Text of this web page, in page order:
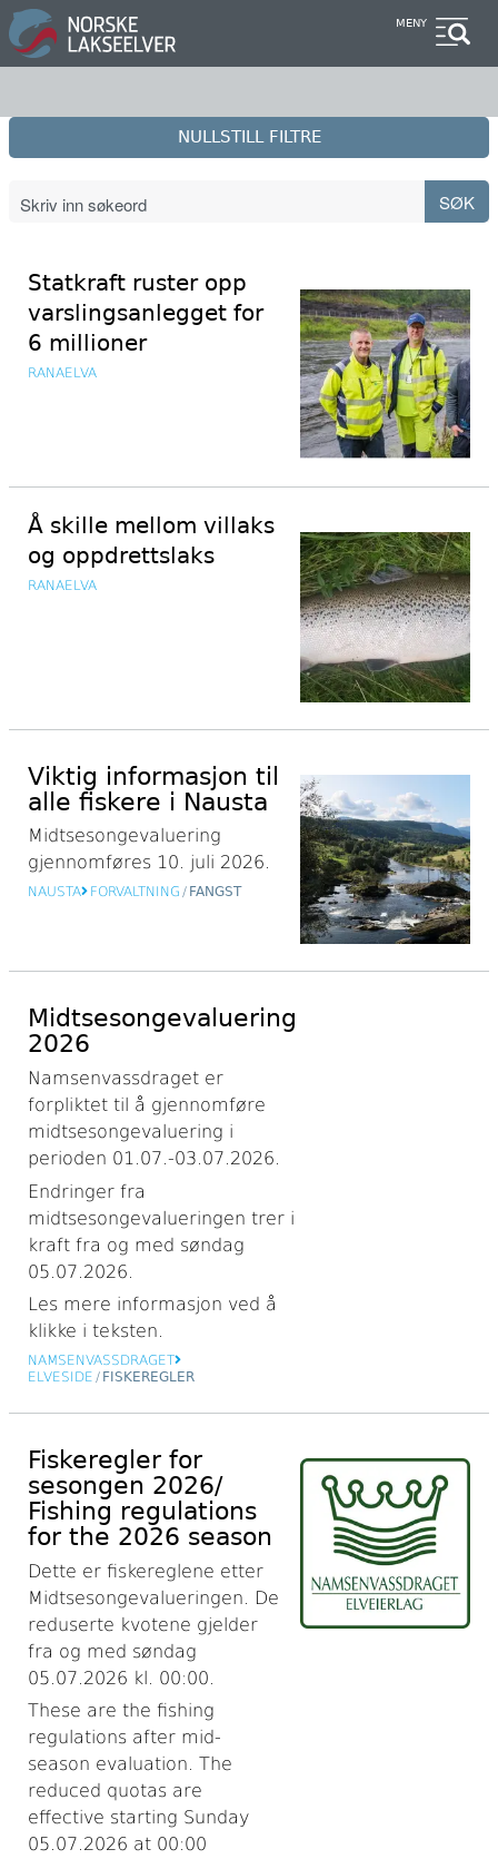
Hopp
til
hovedinnhold
MENY
NULLSTILL FILTRE
Statkraft ruster opp
varslingsanlegget for
6 millioner
RANAELVA
Å skille mellom villaks
og oppdrettslaks
RANAELVA
Viktig informasjon til
alle fiskere i Nausta
Midtsesongevaluering
gjennomføres 10. juli 2026.
NAUSTA FORVALTNING / FANGST
Midtsesongevaluering
2026
Namsenvassdraget er
forpliktet til å gjennomføre
midtsesongevaluering i
perioden 01.07.-03.07.2026.
Endringer fra
midtsesongevalueringen trer i
kraft fra og med søndag
05.07.2026.
Les mere informasjon ved å
klikke i teksten.
NAMSENVASSDRAGET
ELVESIDE / FISKEREGLER
Fiskeregler for
sesongen 2026/
Fishing regulations
for the 2026 season
Dette er fiskereglene etter
Midtsesongevalueringen. De
reduserte kvotene gjelder
fra og med søndag
05.07.2026 kl. 00:00.
These are the fishing
regulations after mid-
season evaluation. The
reduced quotas are
effective starting Sunday
05.07.2026 at 00:00